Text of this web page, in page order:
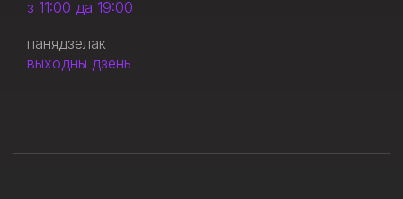
з 11:00 да 19:00
панядзелак
выходны дзень